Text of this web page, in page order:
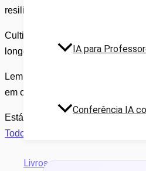
IA para
Conferência IA
Livros
resiliência.
Cultiva a curiosidade para te
longo do caminho.
Lembra-te de que, qualquer que
em outras pessoas.
Estás preparado(a) para
Todos os artigos